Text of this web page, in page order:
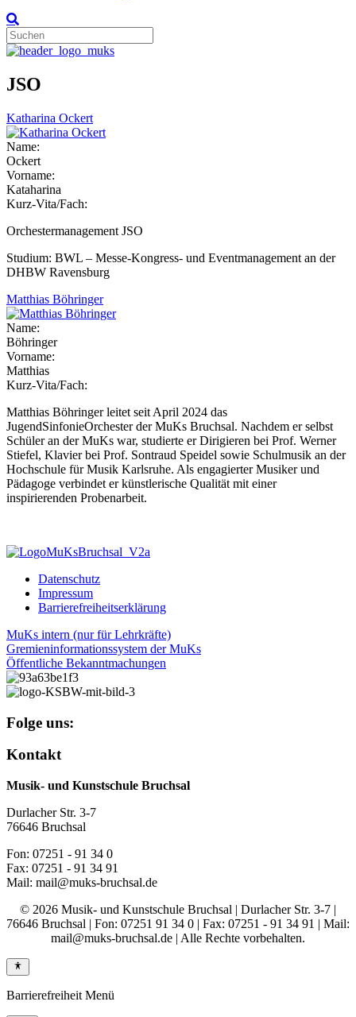
JSO
Katharina Ockert
Name:
Ockert
Vorname:
Kataharina
Kurz-Vita/Fach:
Orchestermanagement JSO
Studium: BWL – Messe-Kongress- und Eventmanagement an der
DHBW Ravensburg
Matthias Böhringer
Name:
Böhringer
Vorname:
Matthias
Kurz-Vita/Fach:
Matthias Böhringer leitet seit April 2024 das
JugendSinfonieOrchester der MuKs Bruchsal. Nachdem er selbst
Schüler an der MuKs war, studierte er Dirigieren bei Prof. Werner
Stiefel, Klavier bei Prof. Sontraud Speidel sowie Schulmusik an der
Hochschule für Musik Karlsruhe. Als engagierter Musiker und
Pädagoge verbindet er künstlerische Qualität mit einer
inspirierenden Probenarbeit.
Datenschutz
Impressum
Barrierefreiheitserklärung
MuKs intern (nur für Lehrkräfte)
Gremieninformationssystem der MuKs
Öffentliche Bekanntmachungen
Folge uns:
Kontakt
Musik- und Kunstschule Bruchsal
Durlacher Str. 3-7
76646 Bruchsal
Fon: 07251 - 91 34 0
Fax: 07251 - 91 34 91
Mail: mail@muks-bruchsal.de
© 2026 Musik- und Kunstschule Bruchsal | Durlacher Str. 3-7 |
76646 Bruchsal | Fon: 07251 91 34 0 | Fax: 07251 - 91 34 91 | Mail:
mail@muks-bruchsal.de | Alle Rechte vorbehalten.
Barrierefreiheit Menü